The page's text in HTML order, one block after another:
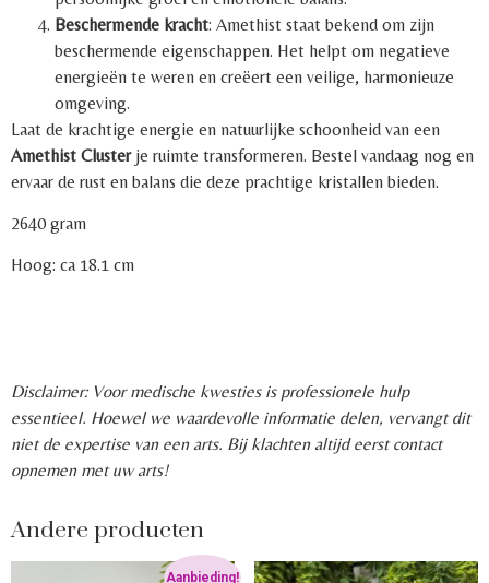
Beschermende kracht: Amethist staat bekend om zijn
beschermende eigenschappen. Het helpt om negatieve
energieën te weren en creëert een veilige, harmonieuze
omgeving.
Laat de krachtige energie en natuurlijke schoonheid van een
Amethist Clusterje ruimte transformeren. Bestel vandaag nog en
ervaar de rust en balans die deze prachtige kristallen bieden.
2640 gram
Hoog: ca 18.1 cm
Disclaimer: Voor medische kwesties is professionele hulp
essentieel. Hoewel we waardevolle informatie delen, vervangt dit
niet de expertise van een arts. Bij klachten altijd eerst contact
opnemen met uw arts!
Andere producten
Aanbieding!